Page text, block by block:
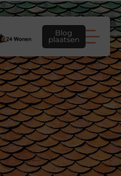
Blog
plaatsen